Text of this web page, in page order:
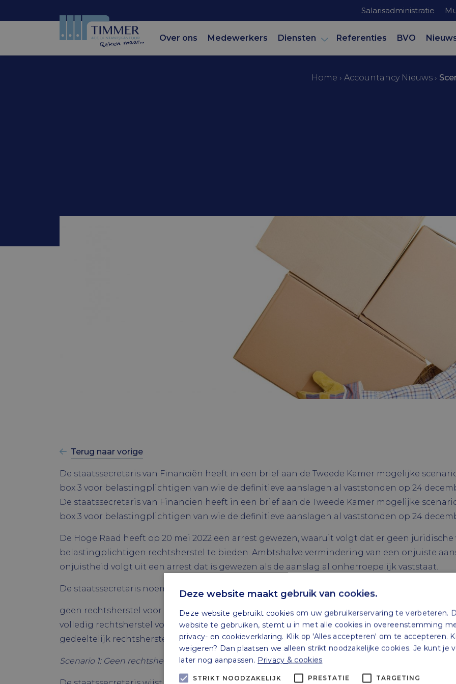
Salarisadministratie
Over ons Medewerkers Diensten Referenties BVO
Home › Accountancy Nieuws ›
Terug naar vorige
De staatssecretaris van Financiën heeft in een brief aan de Tweede Kamer mogelijke
box 3 voor belastingplichtigen van wie de definitieve aanslagen al vaststonden op 24
De staatssecretaris van Financiën heeft in een brief aan de Tweede Kamer mogelijke
box 3 voor belastingplichtigen van wie de definitieve aanslagen al vaststonden op 24
De Hoge Raad heeft op 20 mei 2022 een arrest gewezen, waaruit volgt dat er geen
belastingplichtigen rechtsherstel te bieden. Ambtshalve vermindering van een onjuiste
onjuistheid volgt uit een arrest dat is gewezen als de aanslag al onherroepelijk vaststaat.
De staatssecretaris noemt de volgende mogelijke scenario’s in zijn brief:
geen rechtsherstel voor niet-bezwaarmakers;
volledig rechtsherstel voor niet-bezwaarmakers; of
gedeeltelijk rechtsherstel voor niet-bezwaarmakers.
Scenario 1: Geen rechtsherstel voor niet-bezwaarmakers
Deze website maakt gebruik van cookies.
Deze website gebruikt cookies om uw gebruikerservaring te verbeteren.
website te gebruiken, stemt u in met alle cookies in overeenstemming
privacy- en cookieverklaring. Klik op 'Alles accepteren' om te accepteren.
weigeren? Dan plaatsen we alleen strikt noodzakelijke cookies. Je kunt je
later nog aanpassen. Privacy & cookies
STRIKT NOODZAKELIJK PRESTATIE TARGETING